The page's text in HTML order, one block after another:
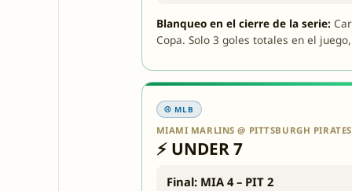
Blanqueo en el cierre de la serie:
Copa. Solo 3 goles totales en el
⚾ MLB
MIAMI MARLINS @ PITTSBURGH PIRATES
⚡ UNDER 7
Final: MIA 4 – PIT 2